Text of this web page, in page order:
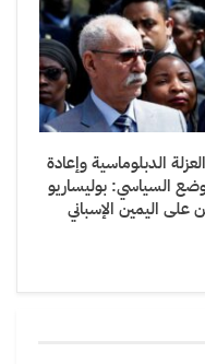
الدبلوماسية وإعادة
السياسي: بوليساريو
على اليمين الإسباني